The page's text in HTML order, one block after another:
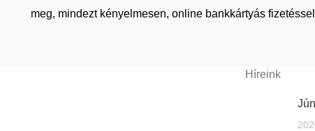
meg, mindezt kényelmesen, online bankkártyás
Híreink